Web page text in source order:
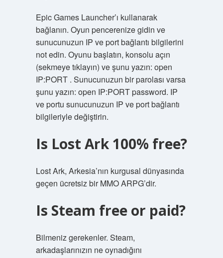
Epic Games Launcher’ı kullanarak
bağlanın. Oyun pencerenize gidin ve
sunucunuzun IP ve port bağlantı bilgilerini
not edin. Oyunu başlatın, konsolu açın
(sekmeye tıklayın) ve şunu yazın: open
IP:PORT . Sunucunuzun bir parolası varsa
şunu yazın: open IP:PORT password. IP
ve portu sunucunuzun IP ve port bağlantı
bilgileriyle değiştirin.
Is Lost Ark 100% free?
Lost Ark, Arkesia’nın kurgusal dünyasında
geçen ücretsiz bir MMO ARPG’dir.
Is Steam free or paid?
Bilmeniz gerekenler. Steam,
arkadaşlarınızın ne oynadığını